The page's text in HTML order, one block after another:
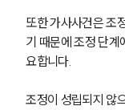
또한 가사사건은 조
기 때문에 조정 단계
요합니다.
조정이 성립되지 않